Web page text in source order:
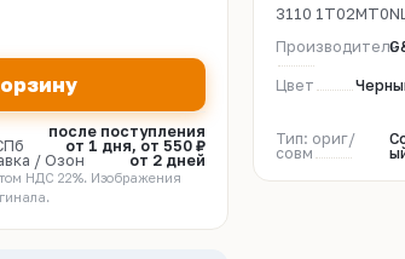
после поступления
от 1 дня, от 550 ₽
/ Озон
от 2 дней
НДС 22%. Изображения
3110
Производитель
Цвет
Тип: ориг/
совм